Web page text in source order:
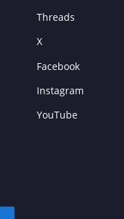
Threads
X
Facebook
Instagram
YouTube